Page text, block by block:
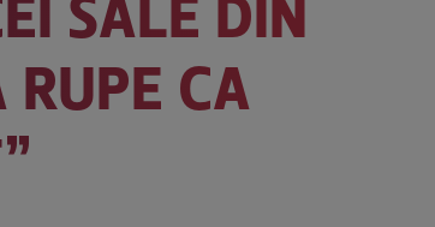
SALE DIN
CA